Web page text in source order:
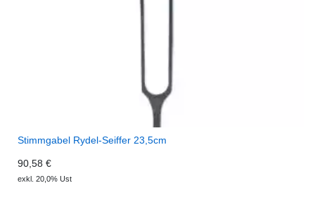
Stimmgabel Rydel-Seiffer 23,5cm
90,58 €
exkl. 20,0% Ust